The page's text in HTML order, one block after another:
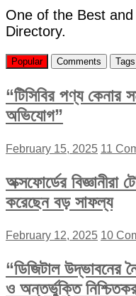
One of the Best
Directory.
Popular Comments Tags
“টিসিবির পণ্য কেনার
অভিযোগ”
February 15, 2025 11
অক্সফোর্ডের বিজ্ঞানীরা
করেছেন বড় সাফল্য
February 12, 2025 10
“ডিজিটাল উদ্ভাবনের
ও অন্তর্ভুক্তি